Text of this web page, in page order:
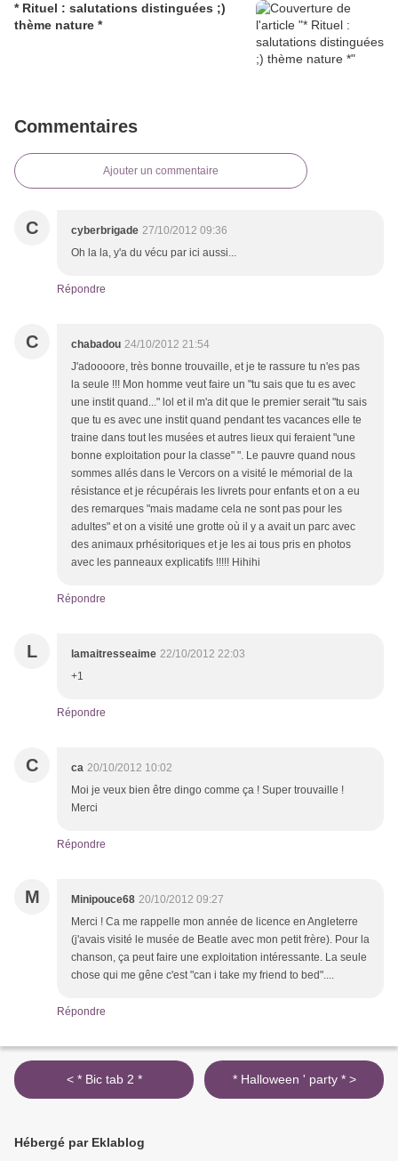
* Rituel : salutations distinguées ;)
thème nature *
Commentaires
Ajouter un commentaire
C cyberbrigade 27/10/2012 09:36
Oh la la, y'a du vécu par ici aussi...
Répondre
C chabadou 24/10/2012 21:54
J'adoooore, très bonne trouvaille, et je te rassure tu n'es pas
la seule !!! Mon homme veut faire un "tu sais que tu es avec
une instit quand..." lol et il m'a dit que le premier serait "tu sais
que tu es avec une instit quand pendant tes vacances elle te
traine dans tout les musées et autres lieux qui feraient "une
bonne exploitation pour la classe" ". Le pauvre quand nous
sommes allés dans le Vercors on a visité le mémorial de la
résistance et je récupérais les livrets pour enfants et on a eu
des remarques "mais madame cela ne sont pas pour les
adultes" et on a visité une grotte où il y a avait un parc avec
des animaux prhésitoriques et je les ai tous pris en photos
avec les panneaux explicatifs !!!!! Hihihi
Répondre
L lamaitresseaime 22/10/2012 22:03
+1
Répondre
C ca 20/10/2012 10:02
Moi je veux bien être dingo comme ça ! Super trouvaille !
Merci
Répondre
M Minipouce68 20/10/2012 09:27
Merci ! Ca me rappelle mon année de licence en Angleterre
(j'avais visité le musée de Beatle avec mon petit frère). Pour la
chanson, ça peut faire une exploitation intéressante. La seule
chose qui me gêne c'est "can i take my friend to bed"....
Répondre
< * Bic tab 2 * * Halloween ' party * >
Hébergé par Eklablog